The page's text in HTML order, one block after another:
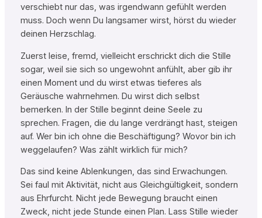
verschiebt nur das, was irgendwann gefühlt werden
muss. Doch wenn Du langsamer wirst, hörst du wieder
deinen Herzschlag.
Zuerst leise, fremd, vielleicht erschrickt dich die Stille
sogar, weil sie sich so ungewohnt anfühlt, aber gib ihr
einen Moment und du wirst etwas tieferes als
Geräusche wahrnehmen. Du wirst dich selbst
bemerken. In der Stille beginnt deine Seele zu
sprechen. Fragen, die du lange verdrängt hast, steigen
auf. Wer bin ich ohne die Beschäftigung? Wovor bin ich
weggelaufen? Was zählt wirklich für mich?
Das sind keine Ablenkungen, das sind Erwachungen.
Sei faul mit Aktivität, nicht aus Gleichgültigkeit, sondern
aus Ehrfurcht. Nicht jede Bewegung braucht einen
Zweck, nicht jede Stunde einen Plan. Lass Stille wieder